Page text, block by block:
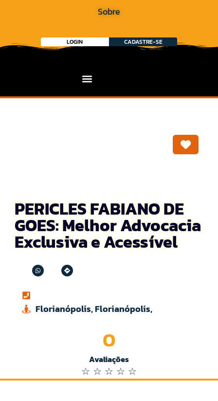
Sobre
LOGIN CADASTRE-SE
PERICLES FABIANO DE
GOES: Melhor Advocacia
Exclusiva e Acessível
Florianópolis, Florianópolis,
Avaliações
0
☆ ☆ ☆ ☆ ☆